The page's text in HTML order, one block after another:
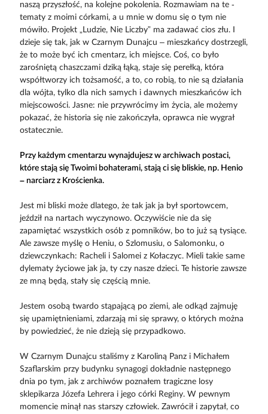
naszą przyszłość, na kolejne pokolenia. Rozmawiam na te ­
tematy z moimi córkami, a u mnie w domu się o tym nie
mówiło. Projekt „Ludzie, Nie Liczby” ma zadawać cios złu. I
dzieje się tak, jak w Czarnym Dunajcu – mieszkańcy dostrzegli,
że to może być ich cmentarz, ich miejsce. Coś, co było
zarośniętą chaszczami dziką łąką, staje się perełką, która
współtworzy ich tożsamość, a to, co robią, to nie są działania
dla wójta, tylko dla nich samych i dawnych mieszkańców ich
miejscowości. Jasne: nie przywrócimy im życia, ale możemy
pokazać, że historia się nie zakończyła, oprawca nie wygrał
ostatecznie.
Przy każdym cmentarzu wynajdujesz w archiwach postaci,
które stają się Twoimi bohaterami, stają ci się bliskie, np. Henio
– narciarz z Krościenka.
Jest mi bliski może dlatego, że tak jak ja był sportowcem,
jeździł na nartach wyczynowo. Oczywiście nie da się
zapamiętać wszystkich osób z pomników, bo to już są tysiące.
Ale zawsze myślę o Heniu, o Szlomusiu, o Salomonku, o
dziewczynkach: Racheli i Salomei z Kołaczyc. Mieli takie same
dylematy życiowe jak ja, ty czy nasze dzieci. Te historie zawsze
ze mną będą, stały się częścią mnie.
Jestem osobą twardo stąpającą po ziemi, ale odkąd zajmuję
się upamiętnieniami, zdarzają mi się sprawy, o których można
by powiedzieć, że nie dzieją się przypadkowo.
W Czarnym Dunajcu staliśmy z Karoliną Panz i Michałem
Szaflarskim przy budynku synagogi dokładnie następnego
dnia po tym, jak z archiwów poznałem tragiczne losy
sklepikarza Józefa Lehrera i jego córki Reginy. W pewnym
momencie minął nas starszy człowiek. Zawrócił i zapytał, co